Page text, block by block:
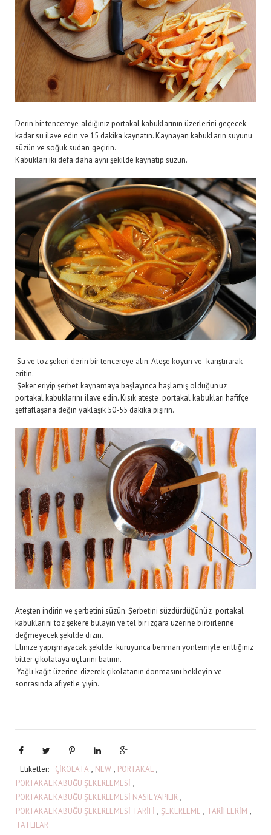
Derin bir tencereye aldığınız portakal kabuklarının üzerlerini geçecek
kadar su ilave edin ve 15 dakika kaynatın. Kaynayan kabukların suyunu
süzün ve soğuk sudan geçirin.
Kabukları iki defa daha aynı şekilde kaynatıp süzün.
Su ve toz şekeri derin bir tencereye alın. Ateşe koyun ve karıştırarak
eritin.
Şeker eriyip şerbet kaynamaya başlayınca haşlamış olduğunuz
portakal kabuklarını ilave edin. Kısık ateşte portakal kabukları hafifçe
şeffaflaşana değin yaklaşık 50-55 dakika pişirin.
Ateşten indirin ve şerbetini süzün. Şerbetini süzdürdüğünüz portakal
kabuklarını toz şekere bulayın ve tel bir ızgara üzerine birbirlerine
değmeyecek şekilde dizin.
Elinize yapışmayacak şekilde kuruyunca benmari yöntemiyle erittiğiniz
bitter çikolataya uçlarını batırın.
Yağlı kağıt üzerine dizerek çikolatanın donmasını bekleyin ve
sonrasında afiyetle yiyin.
Etiketler: ÇİKOLATA , NEW , PORTAKAL ,
PORTAKAL KABUĞU ŞEKERLEMESİ ,
PORTAKAL KABUĞU ŞEKERLEMESİ NASIL YAPILIR ,
PORTAKAL KABUĞU ŞEKERLEMESİ TARİFİ , ŞEKERLEME , TARİFLERİM ,
TATLILAR